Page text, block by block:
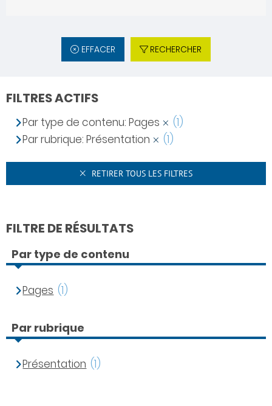
EFFACER RECHERCHER
FILTRES ACTIFS
Par type de contenu: Pages
(1)
Par rubrique: Présentation
(1)
RETIRER TOUS LES FILTRES
FILTRE DE RÉSULTATS
Par type de contenu
Pages (1)
Par rubrique
Présentation (1)